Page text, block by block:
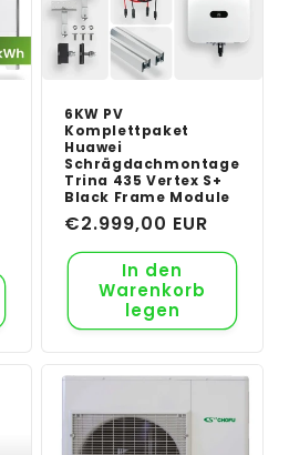
6KW PV
Komplettpaket
Huawei
Schrägdachmontage
Trina 435 Vertex S+
Black Frame Module
Normaler
Preis
€2.999,00 EUR
In den
Warenkorb
legen